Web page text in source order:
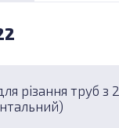
різання труб з 2